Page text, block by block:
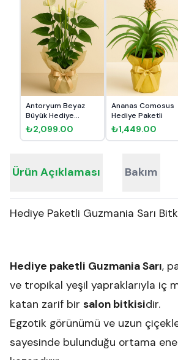
Antoryum Beyaz
Büyük Hediye
Paketli
₺2,099.00
Ananas Comosus
Hediye Paketli
₺1,449.00
Ürün Açıklaması Bakım
Hediye Paketli Guzmania Sarı
Hediye paketli Guzmania Sarı,
ve tropikal yeşil yapraklarıyla iç
katan zarif bir salon bitkisidir.
Egzotik görünümü ve uzun
sayesinde bulunduğu ortama